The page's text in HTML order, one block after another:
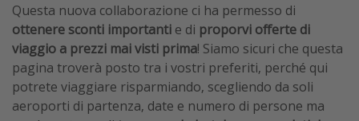
Questa nuova collaborazione ci ha permesso di
ottenere sconti importanti e di proporvi offerte di
viaggio a prezzi mai visti prima! Siamo sicuri che questa
pagina troverà posto tra i vostri preferiti, perché qui
potrete viaggiare risparmiando, scegliendo da soli
aeroporti di partenza, date e numero di persone ma